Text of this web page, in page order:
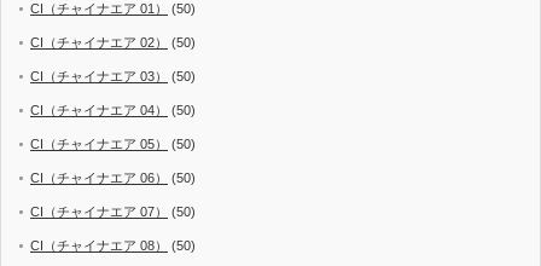
CI（チャイナエア 01） (50)
CI（チャイナエア 02） (50)
CI（チャイナエア 03） (50)
CI（チャイナエア 04） (50)
CI（チャイナエア 05） (50)
CI（チャイナエア 06） (50)
CI（チャイナエア 07） (50)
CI（チャイナエア 08） (50)